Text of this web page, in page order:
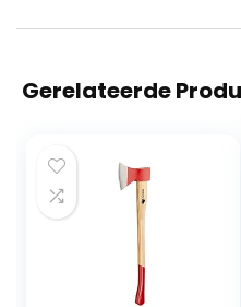
Gerelateerde